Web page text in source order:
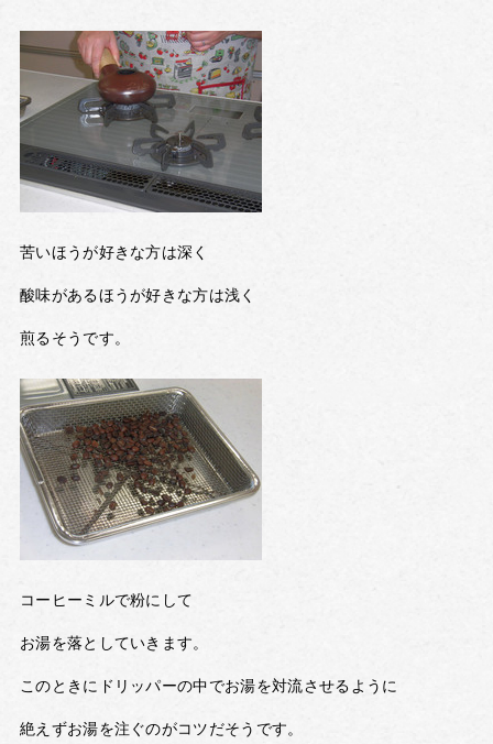
苦いほうが好きな方は深く
酸味があるほうが好きな方は浅く
煎るそうです。
コーヒーミルで粉にして
お湯を落としていきます。
このときにドリッパーの中でお湯を対流させるように
絶えずお湯を注ぐのがコツだそうです。